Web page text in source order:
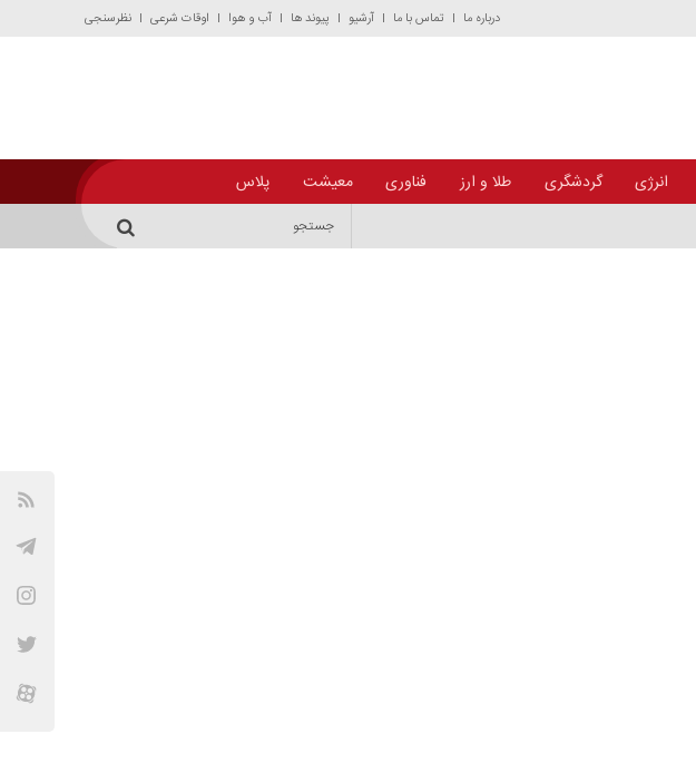
درباره ما تماس با ما آرشیو پیوند ها آب و هوا اوقات شرعی نظرسنجی
انرژی گردشگری طلا و ارز فناوری معیشت پلاس